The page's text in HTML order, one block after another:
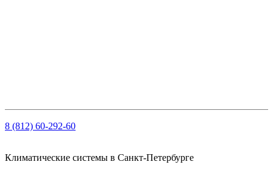
8 (812) 60-292-60
Климатические системы в Санкт-Петербурге